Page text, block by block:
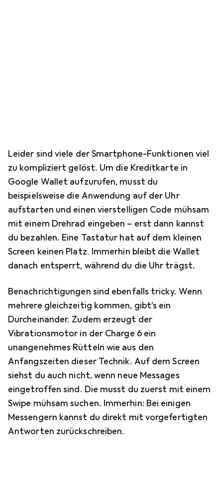
Leider sind viele der Smartphone-Funktionen viel
zu kompliziert gelöst. Um die Kreditkarte in
Google Wallet aufzurufen, musst du
beispielsweise die Anwendung auf der Uhr
aufstarten und einen vierstelligen Code mühsam
mit einem Drehrad eingeben – erst dann kannst
du bezahlen. Eine Tastatur hat auf dem kleinen
Screen keinen Platz. Immerhin bleibt die Wallet
danach entsperrt, während du die Uhr trägst.
Benachrichtigungen sind ebenfalls tricky. Wenn
mehrere gleichzeitig kommen, gibt’s ein
Durcheinander. Zudem erzeugt der
Vibrationsmotor in der Charge 6 ein
unangenehmes Rütteln wie aus den
Anfangszeiten dieser Technik. Auf dem Screen
siehst du auch nicht, wenn neue Messages
eingetroffen sind. Die musst du zuerst mit einem
Swipe mühsam suchen. Immerhin: Bei einigen
Messengern kannst du direkt mit vorgefertigten
Antworten zurückschreiben.